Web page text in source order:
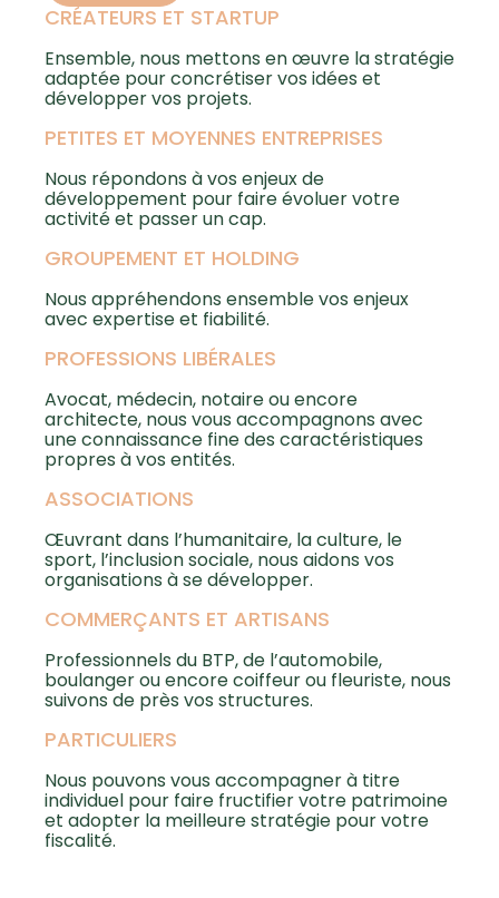
CRÉATEURS ET STARTUP
Ensemble, nous mettons en œuvre la stratégie
adaptée pour concrétiser vos idées et
développer vos projets.
PETITES ET MOYENNES ENTREPRISES
Nous répondons à vos enjeux de
développement pour faire évoluer votre
activité et passer un cap.
GROUPEMENT ET HOLDING
Nous appréhendons ensemble vos enjeux
avec expertise et fiabilité.
PROFESSIONS LIBÉRALES
Avocat, médecin, notaire ou encore
architecte, nous vous accompagnons avec
une connaissance fine des caractéristiques
propres à vos entités.
ASSOCIATIONS
Œuvrant dans l’humanitaire, la culture, le
sport, l’inclusion sociale, nous aidons vos
organisations à se développer.
COMMERÇANTS ET ARTISANS
Professionnels du BTP, de l’automobile,
boulanger ou encore coiffeur ou fleuriste, nous
suivons de près vos structures.
PARTICULIERS
Nous pouvons vous accompagner à titre
individuel pour faire fructifier votre patrimoine
et adopter la meilleure stratégie pour votre
fiscalité.